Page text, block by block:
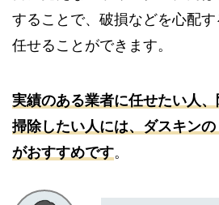
することで、破損などを心配
任せることができます。
実績のある業者に任せたい人
掃除したい人には、ダスキン
がおすすめです。